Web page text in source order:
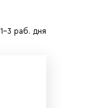
1-3 раб. дня